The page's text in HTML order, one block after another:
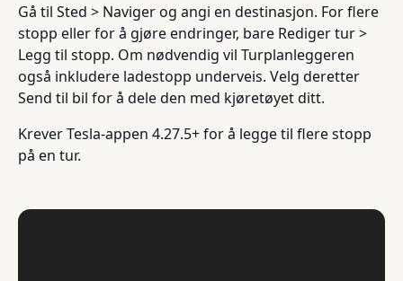
Gå til Sted > Naviger og angi en destinasjon. For flere
stopp eller for å gjøre endringer, bare Rediger tur >
Legg til stopp. Om nødvendig vil Turplanleggeren
også inkludere ladestopp underveis. Velg deretter
Send til bil for å dele den med kjøretøyet ditt.
Krever Tesla-appen 4.27.5+ for å legge til flere stopp
på en tur.